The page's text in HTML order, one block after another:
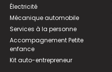
Électricité
Mécanique automobile
Services à la personne
Accompagnement Petite
enfance
Kit auto-entrepreneur